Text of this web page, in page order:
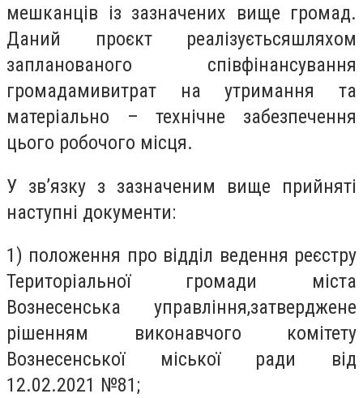
мешканців із зазначених вище громад.
Даний проєкт реалізуєтьсяшляхом
запланованого співфінансування
громадамивитрат на утримання та
матеріально – технічне забезпечення
цього робочого місця.
У зв’язку з зазначеним вище прийняті
наступні документи:
1) положення про відділ ведення реєстру
Територіальної громади міста
Вознесенська управління,затверджене
рішенням виконавчого комітету
Вознесенської міської ради від
12.02.2021 №81;